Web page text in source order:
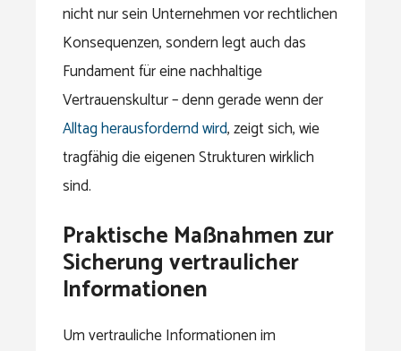
nicht nur sein Unternehmen vor rechtlichen
Konsequenzen, sondern legt auch das
Fundament für eine nachhaltige
Vertrauenskultur – denn gerade wenn der
Alltag herausfordernd wird, zeigt sich, wie
tragfähig die eigenen Strukturen wirklich
sind.
Praktische Maßnahmen zur
Sicherung vertraulicher
Informationen
Um vertrauliche Informationen im